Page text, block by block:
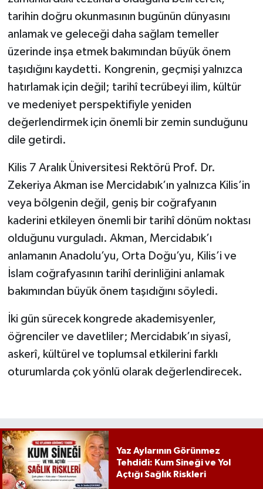
tarihin doğru okunmasının bugünün dünyasını
anlamak ve geleceği daha sağlam temeller
üzerinde inşa etmek bakımından büyük önem
taşıdığını kaydetti. Kongrenin, geçmişi yalnızca
hatırlamak için değil; tarihî tecrübeyi ilim, kültür
ve medeniyet perspektifiyle yeniden
değerlendirmek için önemli bir zemin sunduğunu
dile getirdi.
Kilis 7 Aralık Üniversitesi Rektörü Prof. Dr.
Zekeriya Akman ise Mercidabık’ın yalnızca Kilis’in
veya bölgenin değil, geniş bir coğrafyanın
kaderini etkileyen önemli bir tarihî dönüm noktası
olduğunu vurguladı. Akman, Mercidabık’ı
anlamanın Anadolu’yu, Orta Doğu’yu, Kilis’i ve
İslam coğrafyasının tarihî derinliğini anlamak
bakımından büyük önem taşıdığını söyledi.
İki gün sürecek kongrede akademisyenler,
öğrenciler ve davetliler; Mercidabık’ın siyasî,
askerî, kültürel ve toplumsal etkilerini farklı
oturumlarda çok yönlü olarak değerlendirecek.
Yaz Aylarının Görünmez
Tehdidi: Kum Sineği ve Yol
Açtığı Sağlık Riskleri